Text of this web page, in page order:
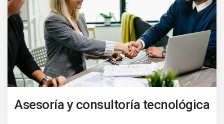
Asesoría y consultoría tecnológica